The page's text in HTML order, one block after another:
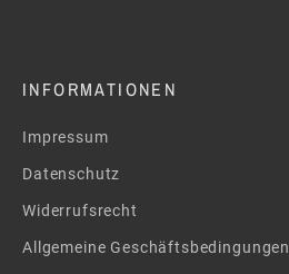
INFORMATIONEN
Impressum
Datenschutz
Widerrufsrecht
Allgemeine Geschäftsbedingungen